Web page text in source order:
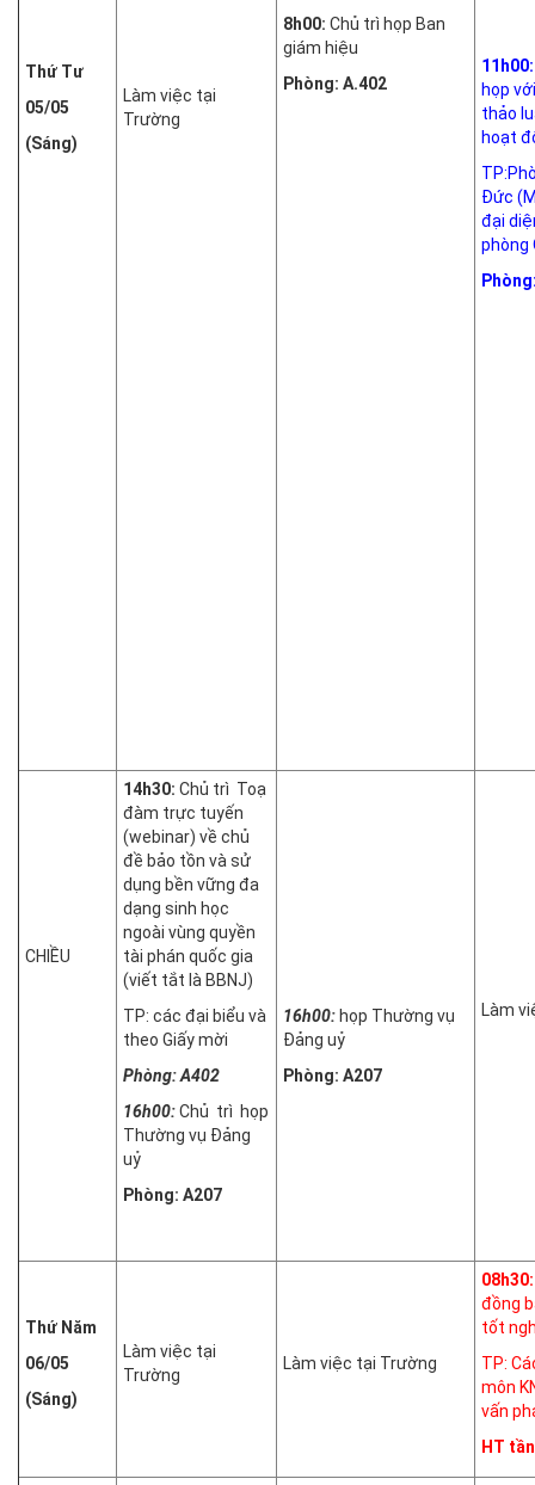
Thứ Tư
05/05
(Sáng)
Làm việc tại
Trường
8h00: Chủ trì họp Ban
giám hiệu
Phòng: A.402
họp
thảo
hoạt
Đức
đại
phòng
CHIỀU
14h30: Chủ trì Toạ
đàm trực tuyến
(webinar) về chủ
đề bảo tồn và sử
dụng bền vững đa
dạng sinh học
ngoài vùng quyền
tài phán quốc gia
(viết tắt là BBNJ)
TP: các đại biểu và
theo Giấy mời
Phòng: A402
16h00:Chủ trì họp
Thường vụ Đảng
uỷ
Phòng: A207
16h00: họp Thường vụ
Đảng uỷ
Phòng: A207
Làm
Thứ Năm
06/05
(Sáng)
Làm việc tại
Trường
Làm việc tại Trường
08h30:
đồng
tốt
TP:
môn
vấn
HT